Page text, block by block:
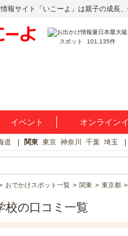
報サイト「いこーよ」は親子の成長
スポット 101,135件
イベント オンライン
道 関東 東京 神奈川 千葉 埼玉
おでかけスポット一覧 関東 東京都
校の口コミ一覧